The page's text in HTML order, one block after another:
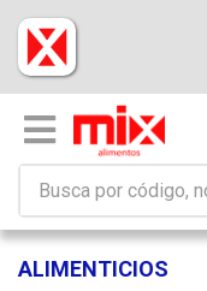
ALIMENTICIOS